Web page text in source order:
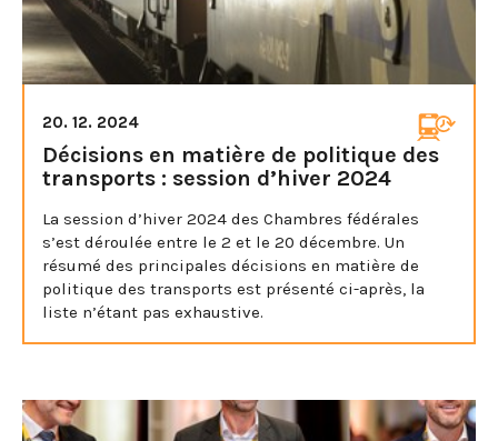
20. 12. 2024
Décisions en matière de politique des
transports : session d’hiver 2024
La session d’hiver 2024 des Chambres fédérales
s’est déroulée entre le 2 et le 20 décembre. Un
résumé des principales décisions en matière de
politique des transports est présenté ci-après, la
liste n’étant pas exhaustive.